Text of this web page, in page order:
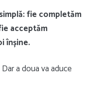
fie completăm
acceptăm
înșine.
a doua va aduce